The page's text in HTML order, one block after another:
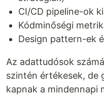
CI/CD pipeline-ok
Kódminőségi
Design pattern-ek
Az adattudósok
szintén értékesek, de
kapnak a mindennapi